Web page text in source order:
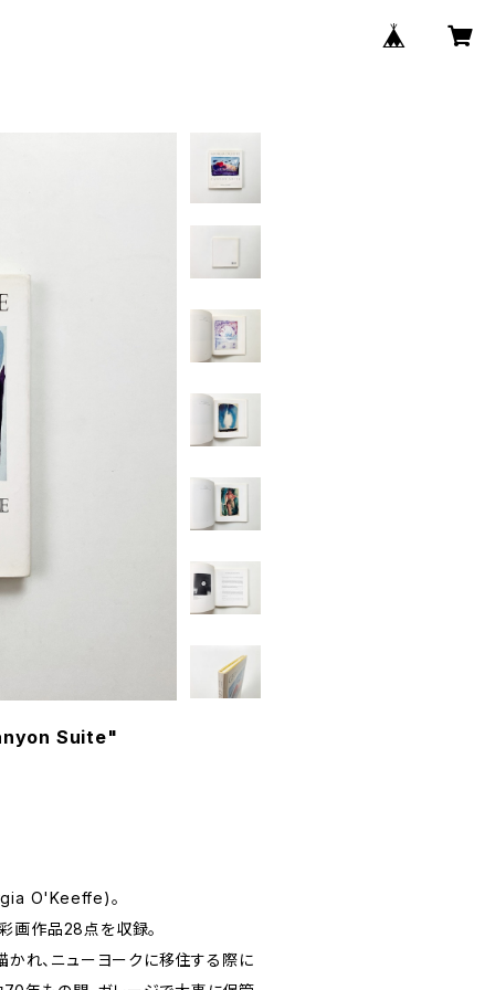
Suite"
O'Keeffe)。
画作品28点を収録。
れ、ニューヨークに移住する際に